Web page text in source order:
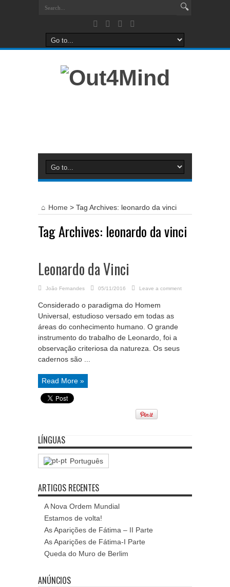
Home > Tag Archives: leonardo da vinci
Tag Archives: leonardo da vinci
Leonardo da Vinci
João Fernandes 05/11/2016 Leave a comment
Considerado o paradigma do Homem
Universal, estudioso versado em todas as
áreas do conhecimento humano. O grande
instrumento do trabalho de Leonardo, foi a
observação criteriosa da natureza. Os seus
cadernos são ...
Read More »
LÍNGUAS
Português
ARTIGOS RECENTES
A Nova Ordem Mundial
Estamos de volta!
As Aparições de Fátima – II Parte
As Aparições de Fátima-I Parte
Queda do Muro de Berlim
ANÚNCIOS